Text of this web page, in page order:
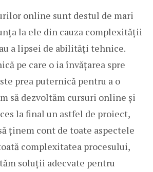
online sunt destul de mari
la ele din cauza complexității
a lipsei de abilități tehnice.
pe care o ia învățarea spre
prea puternică pentru a o
să dezvoltăm cursuri online și
la final un astfel de proiect,
ținem cont de toate aspectele
complexitatea procesului,
soluții adecvate pentru